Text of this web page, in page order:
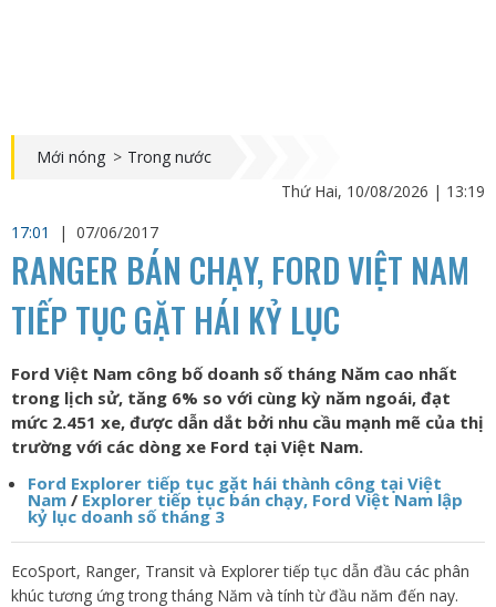
Mới nóng > Trong nước
Thứ Hai, 10/08/2026 | 13:19
17:01
| 07/06/2017
RANGER BÁN CHẠY, FORD VIỆT NAM
TIẾP TỤC GẶT HÁI KỶ LỤC
Ford Việt Nam công bố doanh số tháng Năm cao nhất
trong lịch sử, tăng 6% so với cùng kỳ năm ngoái, đạt
mức 2.451 xe, được dẫn dắt bởi nhu cầu mạnh mẽ của thị
trường với các dòng xe Ford tại Việt Nam.
Ford Explorer tiếp tục gặt hái thành công tại Việt
Nam / Explorer tiếp tục bán chạy, Ford Việt Nam lập
kỷ lục doanh số tháng 3
EcoSport, Ranger, Transit và Explorer tiếp tục dẫn đầu các phân
khúc tương ứng trong tháng Năm và tính từ đầu năm đến nay.